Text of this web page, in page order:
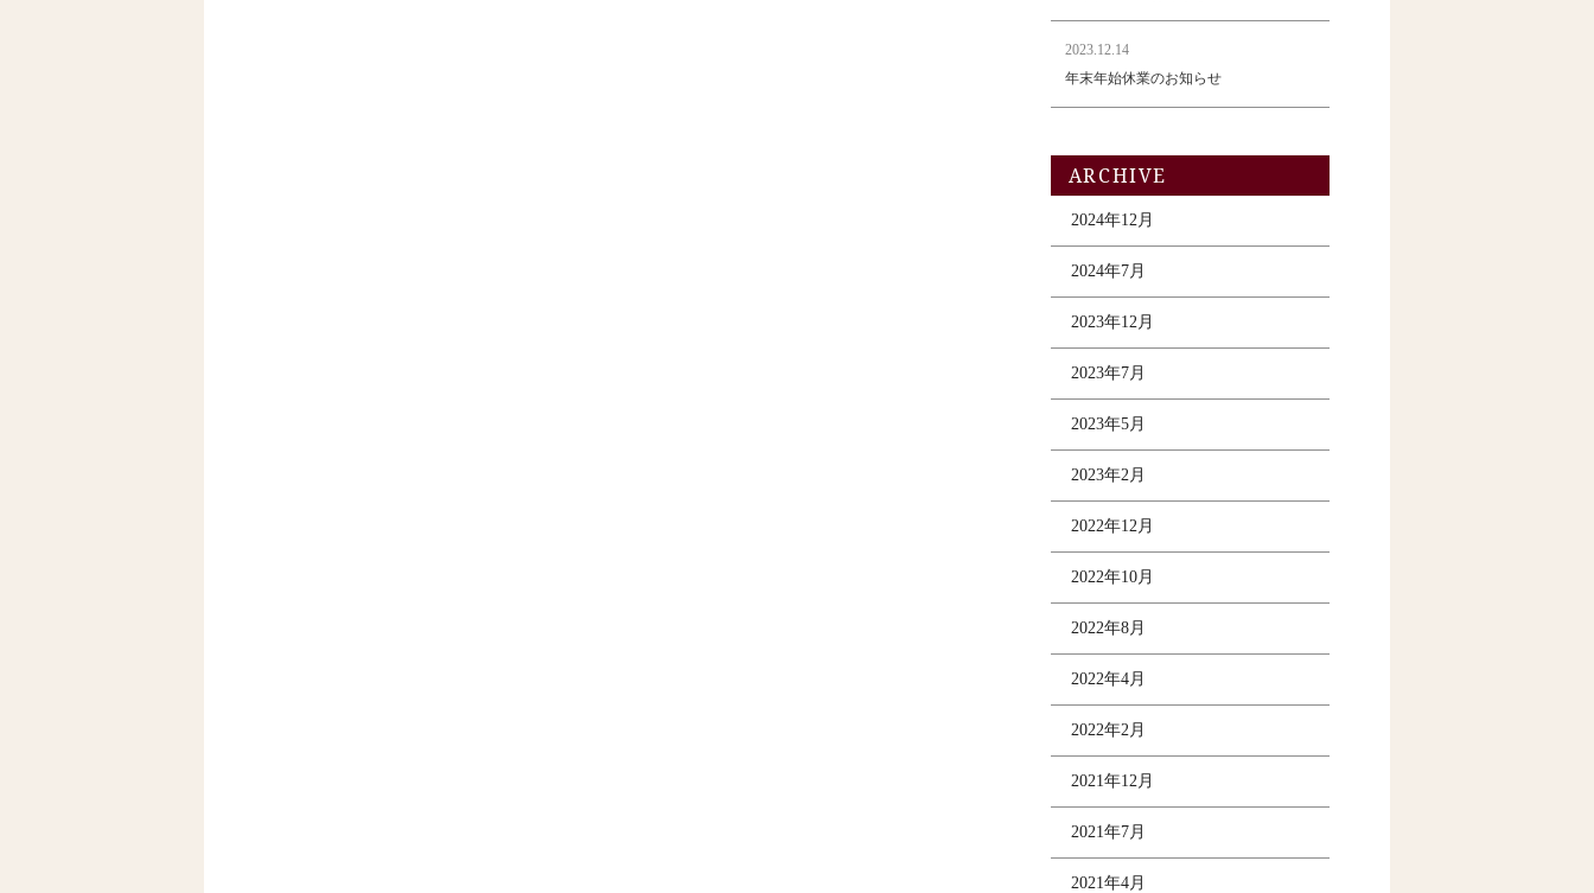
2023.12.14
年末年始休業のお知らせ
ARCHIVE
2024年12月
2024年7月
2023年12月
2023年7月
2023年5月
2023年2月
2022年12月
2022年10月
2022年8月
2022年4月
2022年2月
2021年12月
2021年7月
2021年4月